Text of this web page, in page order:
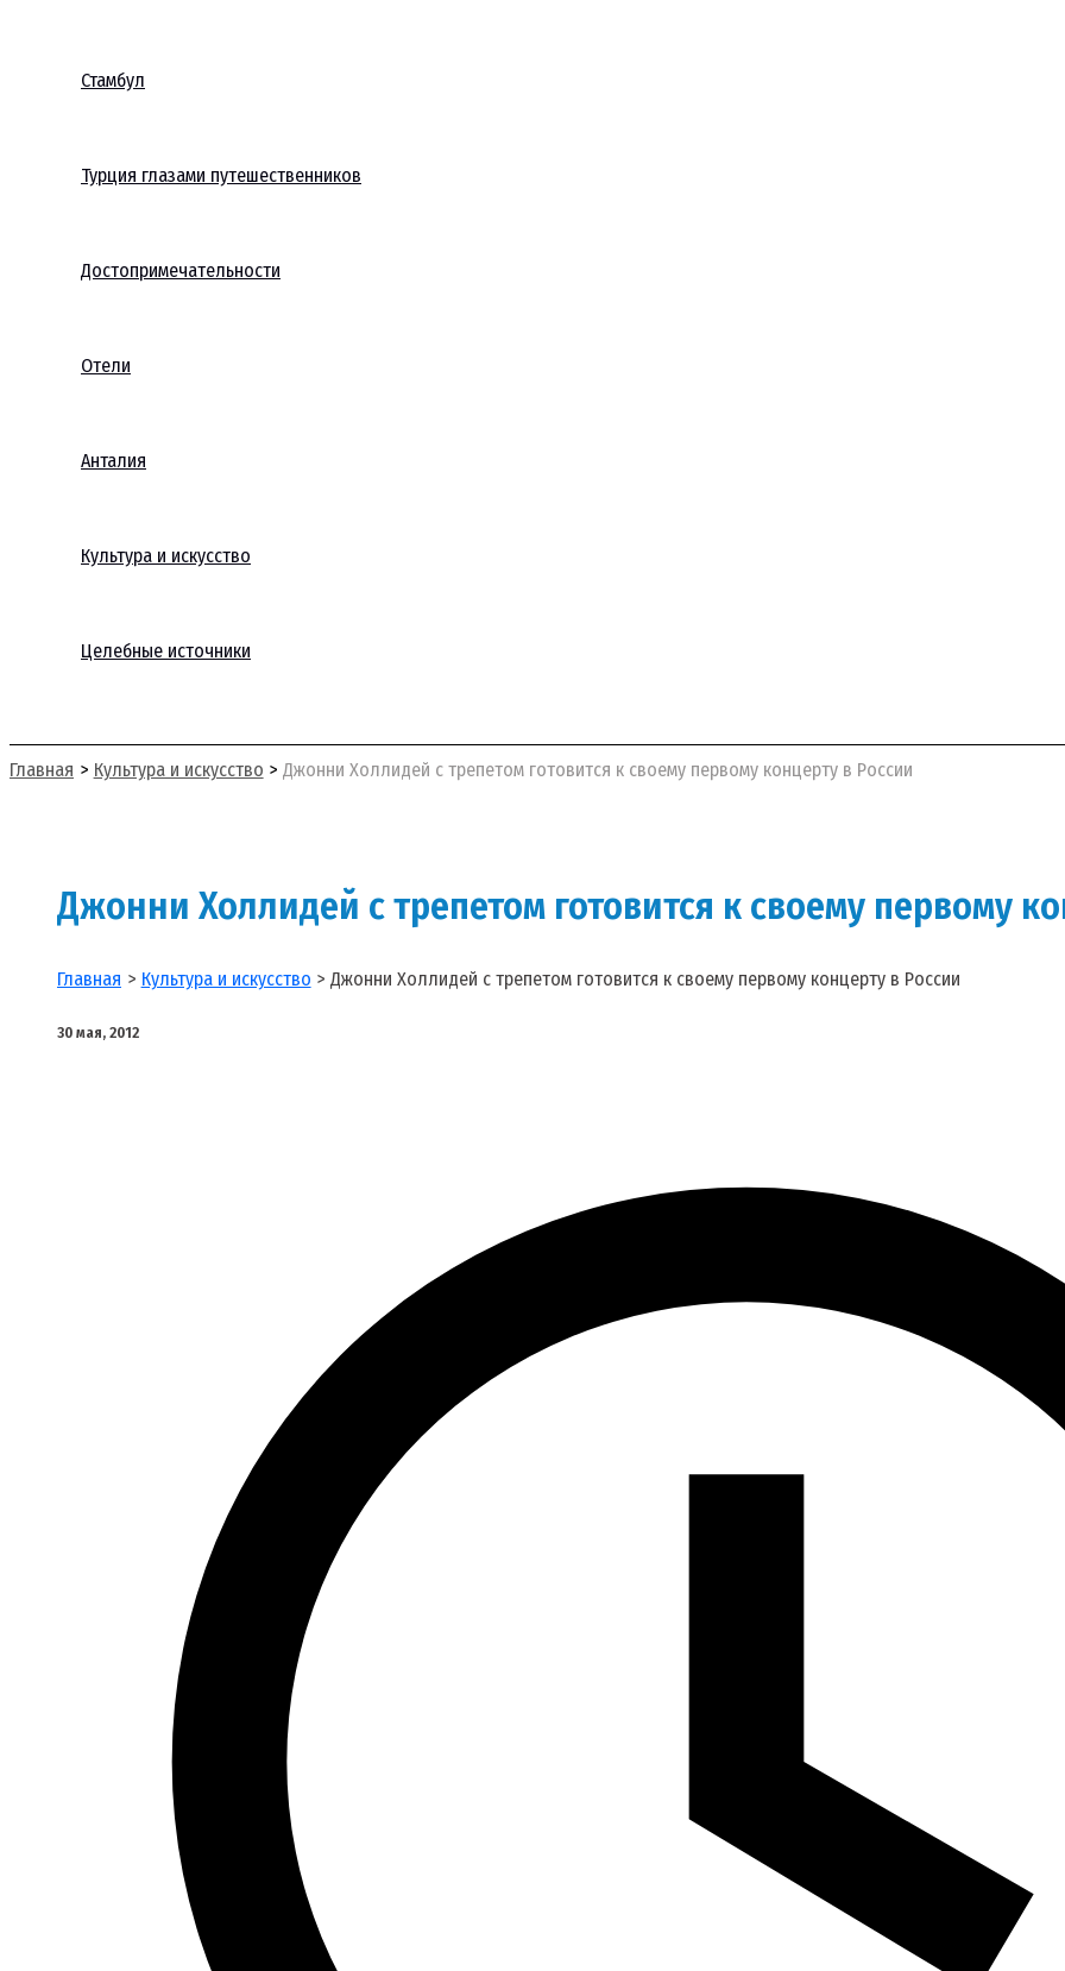
Стамбул
Турция глазами путешественников
Достопримечательности
Отели
Анталия
Культура и искусство
Целебные источники
Главная Культура и искусство Джонни Холлидей с трепетом готовится к своему первому концерту в России
Джонни Холлидей с трепетом готовится к своему первому
Главная Культура и искусство Джонни Холлидей с трепетом готовится к своему первому концерту в России
30 мая, 2012